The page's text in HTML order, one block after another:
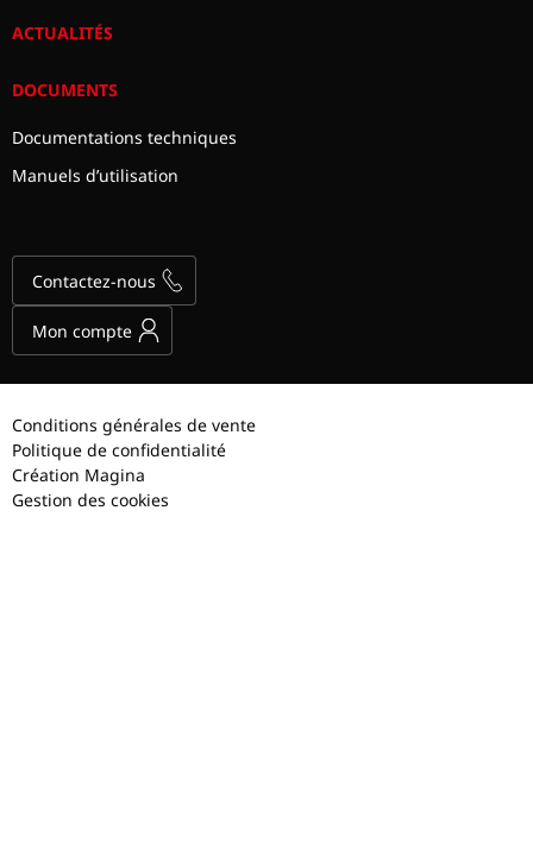
ACTUALITÉS
DOCUMENTS
Documentations techniques
Manuels d’utilisation
Contactez-nous
Mon compte
Conditions générales de vente
Politique de confidentialité
Création Magina
Gestion des cookies